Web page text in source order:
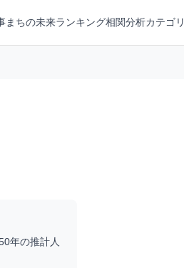
まちの未来ランキング相関分析カテゴリ
年の推計人